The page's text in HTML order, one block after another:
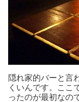
隠れ家的バーと言
くいんです。ここ
ったのが最初なの